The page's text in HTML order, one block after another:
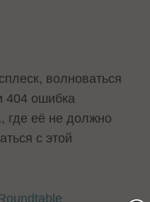
волноваться
404 ошибка
где её не должно
с этой